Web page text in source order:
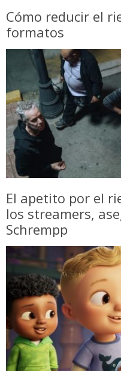
Cómo reducir el
formatos
El apetito por el
los streamers,
Schrempp